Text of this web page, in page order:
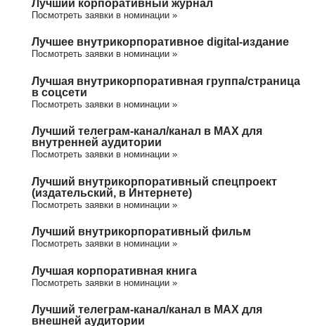
Лучший корпоративный журнал
Посмотреть заявки в номинации »
Лучшее внутрикорпоративное digital-издание
Посмотреть заявки в номинации »
Лучшая внутрикорпоративная группа/cтраница
в соцсети
Посмотреть заявки в номинации »
Лучший телеграм-канал/канал в МАХ для
внутренней аудитории
Посмотреть заявки в номинации »
Лучший внутрикорпоративный спецпроект
(издательский, в Интернете)
Посмотреть заявки в номинации »
Лучший внутрикорпоративный фильм
Посмотреть заявки в номинации »
Лучшая корпоративная книга
Посмотреть заявки в номинации »
Лучший телеграм-канал/канал в МАХ для
внешней аудитории